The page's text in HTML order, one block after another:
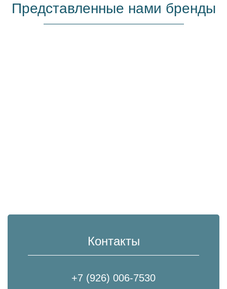
Представленные нами бренды
Контакты
+7 (926) 006-7530